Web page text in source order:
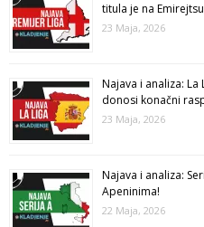
titula je na
23 Maja, 2026
Najava i analiza:
donosi konačni
23 Maja, 2026
Najava i analiza:
Apeninima!
22 Maja, 2026